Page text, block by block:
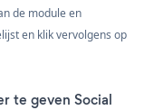
de module en
en klik vervolgens op
te geven Social